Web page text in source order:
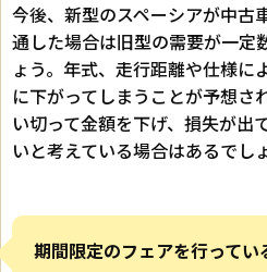
今後、新型のスペーシアが中古
通した場合は旧型の需要が一定
ょう。年式、走行距離や仕様に
に下がってしまうことが予想さ
い切って金額を下げ、損失が出
いと考えている場合はあるでし
期間限定のフェアを行ってい